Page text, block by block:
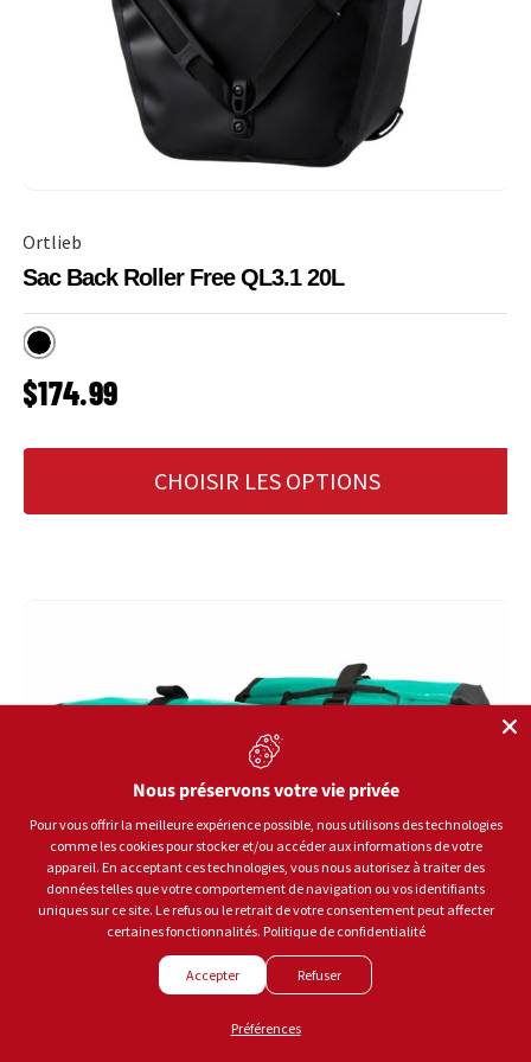
Ortlieb
Sac Back Roller Free QL3.1 20L
Noir
PRIX HABITUEL
$174.99
CHOISIR LES OPTIONS
Nous préservons votre vie privée
Pour vous offrir la meilleure expérience possible, nous utilisons des technologies
comme les cookies pour stocker et/ou accéder aux informations de votre
appareil. En acceptant ces technologies, vous nous autorisez à traiter des
données telles que votre comportement de navigation ou vos identifiants
uniques sur ce site. Le refus ou le retrait de votre consentement peut affecter
certaines fonctionnalités. Politique de confidentialité
Accepter Refuser
Préférences